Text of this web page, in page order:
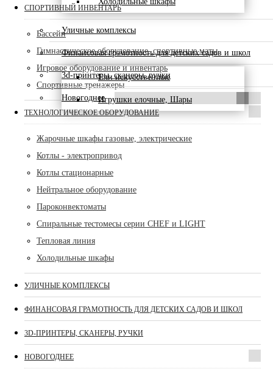
Уличные комплексы
Финансовая грамотность для детских садов и школ
3d-принтеры, сканеры, ручки
Новогоднее
Ели искусственные
Игрушки елочные, Шары
СПОРТИВНЫЙ ИНВЕНТАРЬ
Бассейн
Гимнастическое оборудование, спортивные маты
Игровое оборудование и инвентарь
Спортивные тренажеры
ТЕХНОЛОГИЧЕСКОЕ ОБОРУДОВАНИЕ
Жарочные шкафы газовые, электрические
Котлы - электропривод
Котлы стационарные
Нейтральное оборудование
Пароконвектоматы
Спиральные тестомесы серии CHEF и LIGHT
Тепловая линия
Холодильные шкафы
УЛИЧНЫЕ КОМПЛЕКСЫ
ФИНАНСОВАЯ ГРАМОТНОСТЬ ДЛЯ ДЕТСКИХ САДОВ И ШКОЛ
3D-ПРИНТЕРЫ, СКАНЕРЫ, РУЧКИ
НОВОГОДНЕЕ